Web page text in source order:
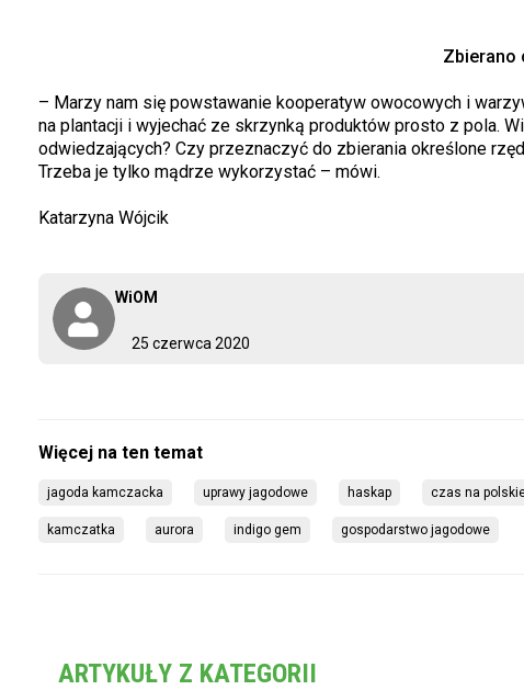
25 czerwca 2020
WiOM
Zbierano
– Marzy nam się powstawanie kooperatyw owocowych i
na plantacji i wyjechać ze skrzynką produktów prosto z pola.
odwiedzających? Czy przeznaczyć do zbierania określone
Trzeba je tylko mądrze wykorzystać – mówi.
Katarzyna Wójcik
jagoda kamczacka uprawy jagodowe haskap czas na
kamczatka aurora indigo gem gospodarstwo jagodowe
ARTYKUŁY Z KATEGORII